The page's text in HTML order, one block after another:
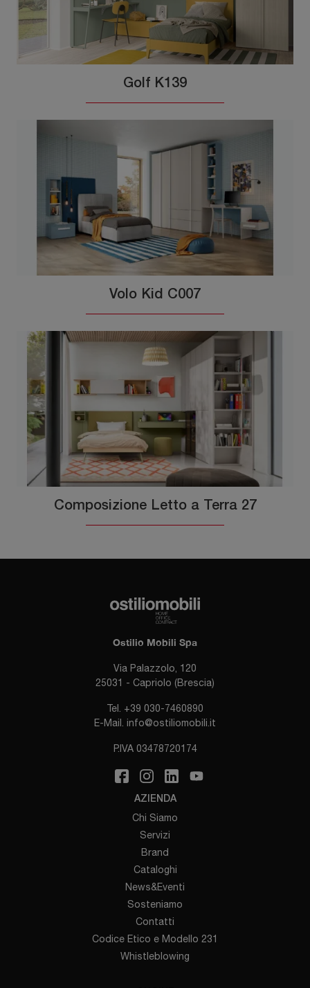
Golf K139
Volo Kid C007
Composizione Letto a Terra 27
Ostilio Mobili Spa
Via Palazzolo, 120
25031 - Capriolo (Brescia)
Tel. +39 030-7460890
E-Mail. info@ostiliomobili.it
P.IVA 03478720174
AZIENDA
Chi Siamo
Servizi
Brand
Cataloghi
News&Eventi
Sosteniamo
Contatti
Codice Etico e Modello 231
Whistleblowing